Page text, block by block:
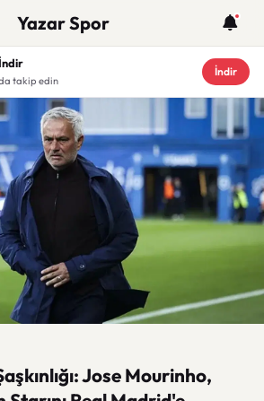
Yazar Spor
takip edin
İndir
Jose Mourinho,